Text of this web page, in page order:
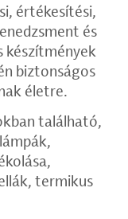
értékesítési,
és
készítmények
biztonságos
életre.
található,
termikus